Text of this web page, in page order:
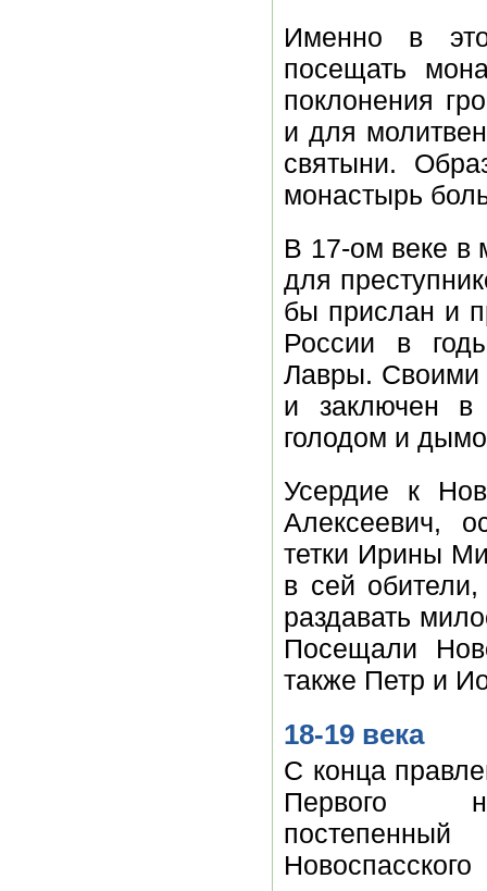
Именно в
посещать
поклонения
и для
святыни.
монастырь
В 17-ом веке в
для
бы прислан и
России в
Лавры. Своими
и заключен в
голодом и
Усердие к
Алексеевич,
тетки Ирины
в сей
раздавать
Посещали
также Петр и
18-19 века
С конца
Первого
Новоспасского